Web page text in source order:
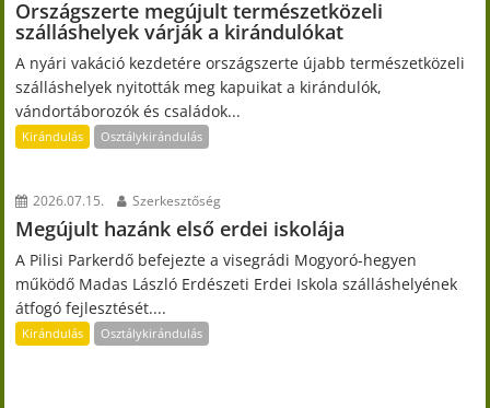
Országszerte megújult természetközeli
szálláshelyek várják a kirándulókat
A nyári vakáció kezdetére országszerte újabb természetközeli
szálláshelyek nyitották meg kapuikat a kirándulók,
vándortáborozók és családok...
Kirándulás Osztálykirándulás
2026.07.15. Szerkesztőség
Megújult hazánk első erdei iskolája
A Pilisi Parkerdő befejezte a visegrádi Mogyoró-hegyen
működő Madas László Erdészeti Erdei Iskola szálláshelyének
átfogó fejlesztését....
Kirándulás Osztálykirándulás